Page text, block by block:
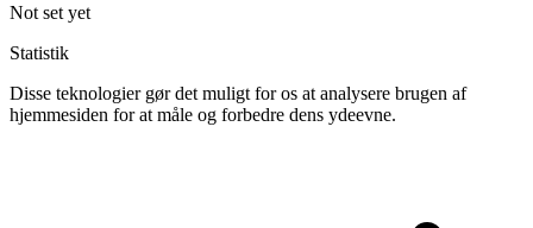
Not set yet
Statistik
Disse teknologier gør det muligt for os at analysere brugen af
hjemmesiden for at måle og forbedre dens ydeevne.